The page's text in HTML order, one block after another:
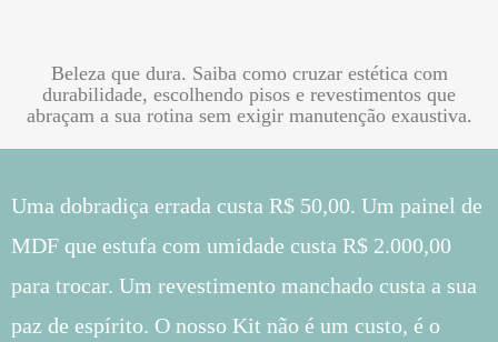
Beleza que dura. Saiba como cruzar estética com
durabilidade, escolhendo pisos e revestimentos que
abraçam a sua rotina sem exigir manutenção exaustiva.
Uma dobradiça errada custa R$ 50,00. Um painel de
MDF que estufa com umidade custa R$ 2.000,00
para trocar. Um revestimento manchado custa a sua
paz de espírito. O nosso Kit não é um custo, é o